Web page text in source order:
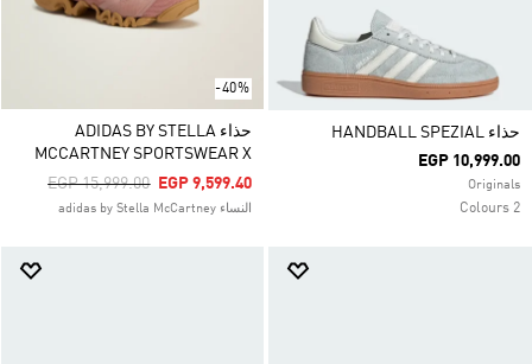
حذاء HANDBALL SPEZIAL
EGP 10,999.00
Originals
2 Colours
-40%
حذاء ADIDAS BY STELLA
MCCARTNEY SPORTSWEAR X
Price Reduced From
EGP 15,999.00ToEGP 9,599.40
النساء adidas by Stella McCartney